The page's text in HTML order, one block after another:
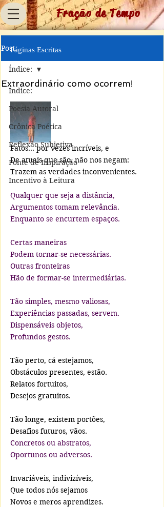
Fração de Tempo
Post
Índice:
Poesia Autoral
Crônica Poética
Reflexão Subjetiva
Fonte de Inspiração
Incentivo à Leitura
Índice:
Extraordinário como ocorrem!
Fatos... por vezes incríveis, e
De atuais que são, não nos negam:
Trazem as verdades inconvenientes.
Qualquer que seja a distância,
Argumentos tomam relevância.
Enquanto se encurtem espaços.
Certas maneiras
Podem tornar-se necessárias.
Outras fronteiras
Hão de formar-se intermediárias.
Tão simples, mesmo valiosas,
Experiências passadas, servem.
Dispensáveis objetos,
Profundos gestos.
Tão perto, cá estejamos,
Obstáculos presentes, estão.
Relatos fortuitos,
Desejos gratuitos.
Tão longe, existem portões,
Desafios futuros, vãos.
Concretos ou abstratos,
Oportunos ou adversos.
Invariáveis, indivizíveis,
Que todos nós sejamos
Novos e meros aprendizes.
Páginas Escritas